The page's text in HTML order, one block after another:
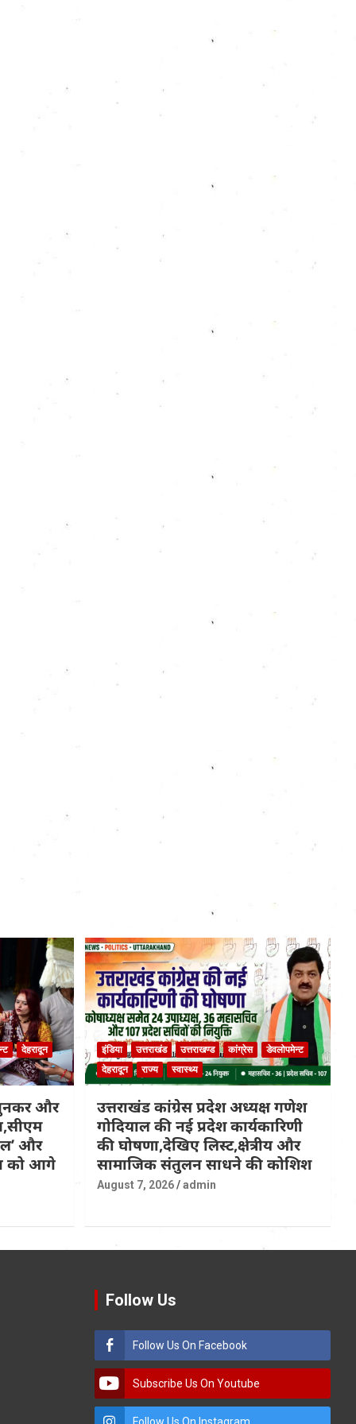
देहरादून
बुनकर और
और
को आगे
इंडिया उत्तराखंड उत्तराखण्ड कांग्रेस
डेवलोपमेन्ट
देहरादून
राज्य स्वास्थ्य
उत्तराखंड कांग्रेस प्रदेश अध्यक्ष गणेश
गोदियाल की नई प्रदेश कार्यकारिणी
की घोषणा,देखिए लिस्ट,क्षेत्रीय और
सामाजिक संतुलन साधने की कोशिश
August 7, 2026 admin
Follow Us
Follow Us On Facebook
Subscribe Us On Youtube